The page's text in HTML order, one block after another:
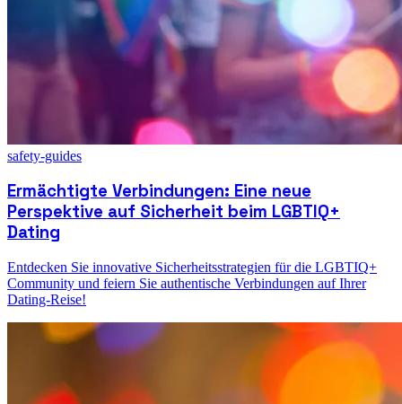
safety-guides
Ermächtigte Verbindungen: Eine neue
Perspektive auf Sicherheit beim LGBTIQ+
Dating
Entdecken Sie innovative Sicherheitsstrategien für die LGBTIQ+
Community und feiern Sie authentische Verbindungen auf Ihrer
Dating-Reise!